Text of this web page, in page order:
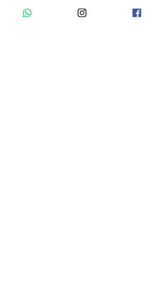
Dengan aroma hangat dan segar